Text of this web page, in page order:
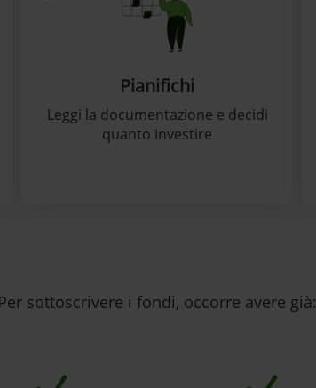
Pianifichi
Leggi la documentazione e decidi
quanto investire
Per sottoscrivere i fondi, occorre avere già: